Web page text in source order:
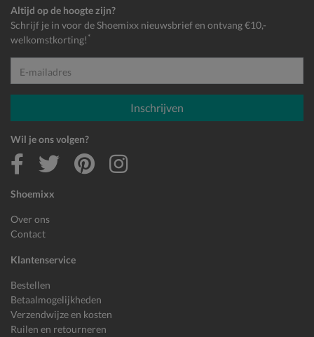
Shoemixx
Over ons
Contact
Klantenservice
Bestellen
Betaalmogelijkheden
Verzendwijze en kosten
Ruilen en retourneren
Altijd op de hoogte zijn?
Schrijf je in voor de Shoemixx nieuwsbrief en ontvang €10,-
welkomstkorting! *
E-mailadres
Inschrijven
Wil je ons volgen?